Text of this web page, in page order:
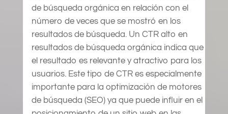
de búsqueda orgánica en relación con el
número de veces que se mostró en los
resultados de búsqueda. Un CTR alto en
resultados de búsqueda orgánica indica que
el resultado es relevante y atractivo para los
usuarios. Este tipo de CTR es especialmente
importante para la optimización de motores
de búsqueda (SEO) ya que puede influir en el